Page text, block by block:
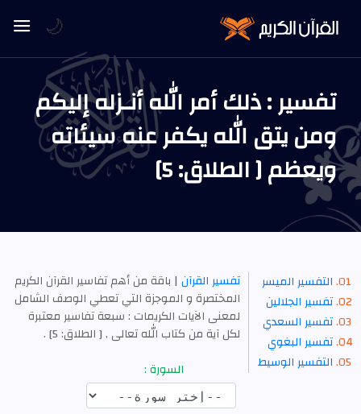
تفسير : ذلك أمر الله أنـزله إليكم
ومن يتق الله يكفر عنه سيئاته
ويعظم [ الطلاق: 5]
التفسير الميسر
تفسير الجلالين
تفسير السعدي
تفسير البغوي
التفسير الوسيط
تفسير القرآن | باقة من أهم تفاسير القرآن الكريم
المختصرة و الموجزة التي تعطي الوصف الشامل
لمعنى الآيات الكريمات : سبعة تفاسير معتبرة
لكل آية من كتاب الله تعالى , [ الطلاق: 5] .
السورة :
🌙